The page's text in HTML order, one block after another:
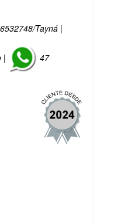
Tayná |
|
47